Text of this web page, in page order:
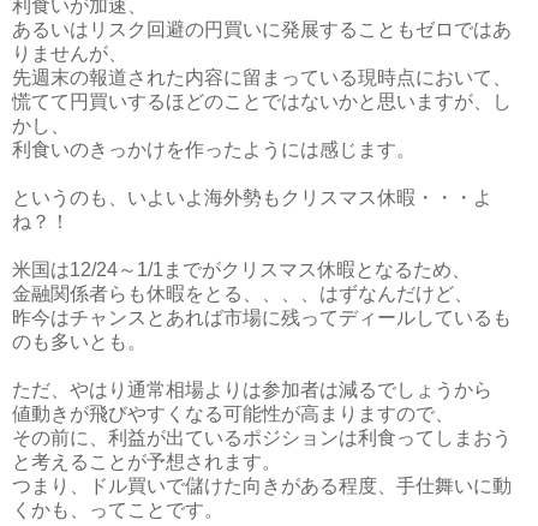
利食いが加速、
あるいはリスク回避の円買いに発展することもゼロではあ
りませんが、
先週末の報道された内容に留まっている現時点において、
慌てて円買いするほどのことではないかと思いますが、し
かし、
利食いのきっかけを作ったようには感じます。
というのも、いよいよ海外勢もクリスマス休暇・・・よ
ね？！
米国は12/24～1/1までがクリスマス休暇となるため、
金融関係者らも休暇をとる、、、、はずなんだけど、
昨今はチャンスとあれば市場に残ってディールしているも
のも多いとも。
ただ、やはり通常相場よりは参加者は減るでしょうから
値動きが飛びやすくなる可能性が高まりますので、
その前に、利益が出ているポジションは利食ってしまおう
と考えることが予想されます。
つまり、ドル買いで儲けた向きがある程度、手仕舞いに動
くかも、ってことです。